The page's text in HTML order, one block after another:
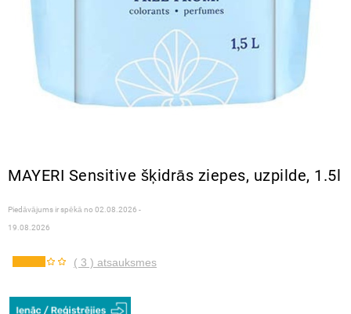
MAYERI Sensitive šķidrās ziepes, uzpilde, 1.5l
Piedāvājums ir spēkā no 02.08.2026 -
19.08.2026
( 3 ) atsauksmes